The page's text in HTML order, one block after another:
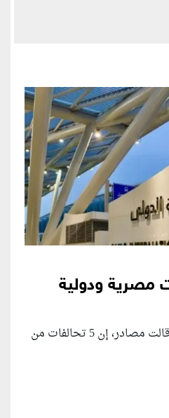
مصرية ودولية
كتب: عبدالرازق الشويخي قالت مصادر، إن 5 تحالفات من